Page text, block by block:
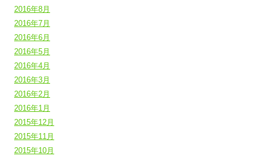
2016年8月
2016年7月
2016年6月
2016年5月
2016年4月
2016年3月
2016年2月
2016年1月
2015年12月
2015年11月
2015年10月